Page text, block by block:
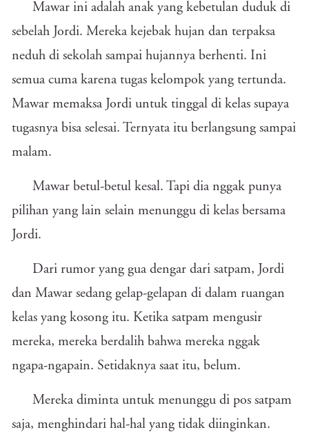
Mawar ini adalah anak yang kebetulan duduk di
sebelah Jordi. Mereka kejebak hujan dan terpaksa
neduh di sekolah sampai hujannya berhenti. Ini
semua cuma karena tugas kelompok yang tertunda.
Mawar memaksa Jordi untuk tinggal di kelas supaya
tugasnya bisa selesai. Ternyata itu berlangsung sampai
malam.
Mawar betul-betul kesal. Tapi dia nggak punya
pilihan yang lain selain menunggu di kelas bersama
Jordi.
Dari rumor yang gua dengar dari satpam, Jordi
dan Mawar sedang gelap-gelapan di dalam ruangan
kelas yang kosong itu. Ketika satpam mengusir
mereka, mereka berdalih bahwa mereka nggak
ngapa-ngapain. Setidaknya saat itu, belum.
Mereka diminta untuk menunggu di pos satpam
saja, menghindari hal-hal yang tidak diinginkan.